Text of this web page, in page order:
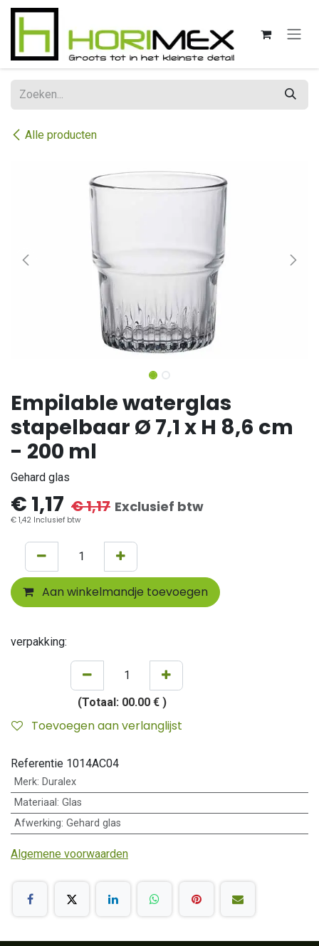
Overslaan naar inhoud
Alle producten
Empilable waterglas
stapelbaar Ø 7,1 x H 8,6 cm
- 200 ml
Gehard glas
€ 1,17 €1,17 Exclusief btw
€ 1,42 Inclusief btw
Aan winkelmandje toevoegen
verpakking:
(Totaal: 00.00 € )
Toevoegen aan verlanglijst
Referentie 1014AC04
Merk: Duralex
Materiaal : Glas
Afwerking: Gehard glas
Algemene voorwaarden